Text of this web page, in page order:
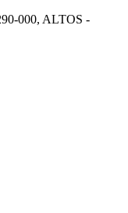
000, ALTOS -